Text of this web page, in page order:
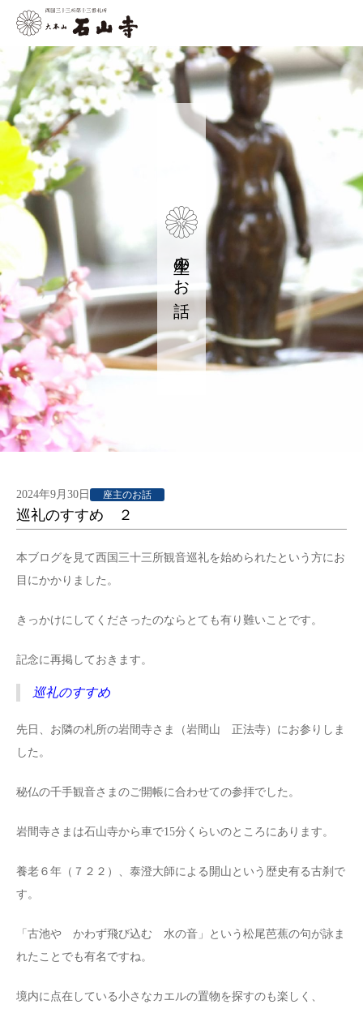
座主のお話
2024年9月30日 座主のお話
巡礼のすすめ ２
本ブログを見て西国三十三所観音巡礼を始められたという方にお
目にかかりました。
きっかけにしてくださったのならとても有り難いことです。
記念に再掲しておきます。
巡礼のすすめ
先日、お隣の札所の岩間寺さま（岩間山 正法寺）にお参りしま
した。
秘仏の千手観音さまのご開帳に合わせての参拝でした。
岩間寺さまは石山寺から車で15分くらいのところにあります。
養老６年（７２２）、泰澄大師による開山という歴史有る古刹で
す。
「古池や かわず飛び込む 水の音」という松尾芭蕉の句が詠ま
れたことでも有名ですね。
境内に点在している小さなカエルの置物を探すのも楽しく、